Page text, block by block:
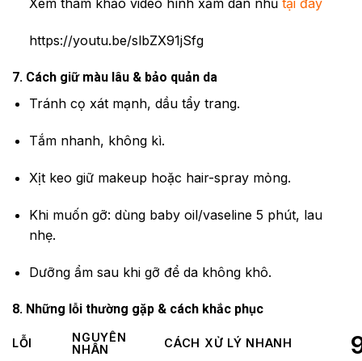
https://youtu.be/slbZX91jSfg
7. Cách giữ màu lâu & bảo quản da
Tránh cọ xát mạnh, dầu tẩy trang.
Tắm nhanh, không kì.
Xịt keo giữ makeup hoặc hair-spray mỏng.
Khi muốn gỡ: dùng baby oil/vaseline 5 phút, lau
nhẹ.
Dưỡng ẩm sau khi gỡ để da không khô.
8. Những lỗi thường gặp & cách khắc phục
LỖI
NGUYÊN
NHÂN
CÁCH XỬ LÝ NHANH